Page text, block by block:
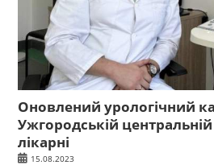
Оновлений урологічний
Ужгородській центральній
лікарні
15.08.2023